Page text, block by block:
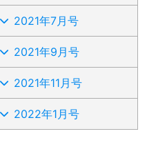
2021年7月号
2021年9月号
2021年11月号
2022年1月号